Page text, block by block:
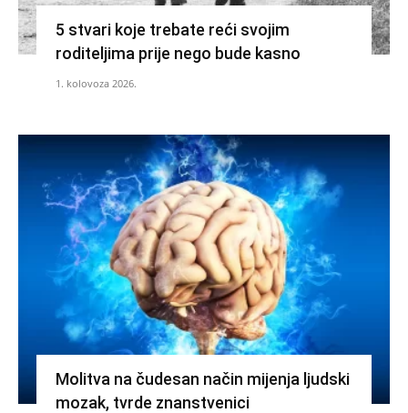
5 stvari koje trebate reći svojim
roditeljima prije nego bude kasno
1. kolovoza 2026.
Molitva na čudesan način mijenja ljudski
mozak, tvrde znanstvenici